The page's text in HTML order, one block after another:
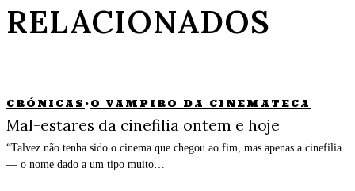
RELACIONADOS
CRÓNICAS · O VAMPIRO DA CINEMATECA
Mal-estares da cinefilia ontem e hoje
“Talvez não tenha sido o cinema que chegou ao fim, mas apenas a cinefilia
— o nome dado a um tipo muito…